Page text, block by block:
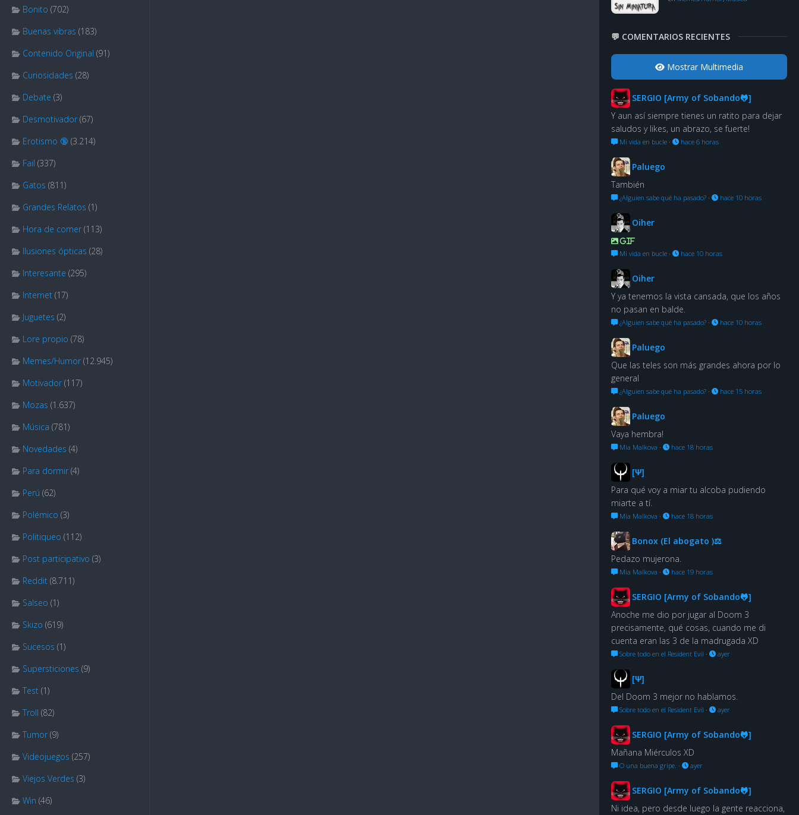
Bonito (702)
Buenas vibras (183)
Contenido Original (91)
Curiosidades (28)
Debate (3)
Desmotivador (67)
Erotismo 🔞 (3.214)
Fail (337)
Gatos (811)
Grandes Relatos (1)
Hora de comer (113)
Ilusiones ópticas (28)
Interesante (295)
Internet (17)
Juguetes (2)
Lore propio (78)
Memes/Humor (12.945)
Motivador (117)
Mozas (1.637)
Música (781)
Novedades (4)
Para dormir (4)
Perú (62)
Polémico (3)
Politiqueo (112)
Post participativo (3)
Reddit (8.711)
Salseo (1)
Skizo (619)
Sucesos (1)
Supersticiones (9)
Test (1)
Troll (82)
Tumor (9)
Videojuegos (257)
Viejos Verdes (3)
Win (46)
💬 COMENTARIOS RECIENTES
Mostrar Multimedia
SERGIO [Army of Sobando🐸]
Y aun así siempre tienes un ratito para dejar
saludos y likes, un abrazo, se fuerte!
Mi vida en bucle · hace 6 horas
Paluego
También
¿Alguien sabe qué ha pasado? · hace 10 horas
Oiher
GIF
Mi vida en bucle · hace 10 horas
Oiher
Y ya tenemos la vista cansada, que los años
no pasan en balde.
¿Alguien sabe qué ha pasado? · hace 10 horas
Paluego
Que las teles son más grandes ahora por lo
general
¿Alguien sabe qué ha pasado? · hace 15 horas
Paluego
Vaya hembra!
Mia Malkova · hace 18 horas
[Ψ]
Para qué voy a miar tu alcoba pudiendo
miarte a tí.
Mia Malkova · hace 18 horas
Bonox (El abogato )⚖
Pedazo mujerona.
Mia Malkova · hace 19 horas
SERGIO [Army of Sobando🐸]
Anoche me dio por jugar al Doom 3
precisamente, qué cosas, cuando me di
cuenta eran las 3 de la madrugada XD
Sobre todo en el Resident Evil · ayer
[Ψ]
Del Doom 3 mejor no hablamos.
Sobre todo en el Resident Evil · ayer
SERGIO [Army of Sobando🐸]
Mañana Miérculos XD
O una buena gripe. · ayer
SERGIO [Army of Sobando🐸]
Ni idea, pero desde luego la gente reacciona,